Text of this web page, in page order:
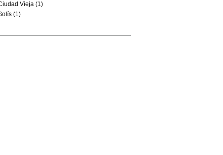
Vieja (1)
(1)